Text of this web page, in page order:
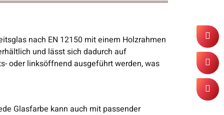
nach EN 12150 mit einem Holzrahmen
und lässt sich dadurch auf
oder linksöffnend ausgeführt werden, was
Glasfarbe kann auch mit passender